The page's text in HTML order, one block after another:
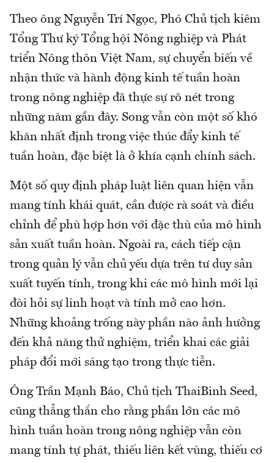
Theo ông Nguyễn Trí Ngọc, Phó Chủ tịch kiêm
Tổng Thư ký Tổng hội Nông nghiệp và Phát
triển Nông thôn Việt Nam, sự chuyển biến về
nhận thức và hành động kinh tế tuần hoàn
trong nông nghiệp đã thực sự rõ nét trong
những năm gần đây. Song vẫn còn một số khó
khăn nhất định trong việc thúc đẩy kinh tế
tuần hoàn, đặc biệt là ở khía cạnh chính sách.
Một số quy định pháp luật liên quan hiện vẫn
mang tính khái quát, cần được rà soát và điều
chỉnh để phù hợp hơn với đặc thù của mô hình
sản xuất tuần hoàn. Ngoài ra, cách tiếp cận
trong quản lý vẫn chủ yếu dựa trên tư duy sản
xuất tuyến tính, trong khi các mô hình mới lại
đòi hỏi sự linh hoạt và tính mở cao hơn.
Những khoảng trống này phần nào ảnh hưởng
đến khả năng thử nghiệm, triển khai các giải
pháp đổi mới sáng tạo trong thực tiễn.
Ông Trần Mạnh Báo, Chủ tịch ThaiBinh Seed,
cũng thẳng thắn cho rằng phần lớn các mô
hình tuần hoàn trong nông nghiệp vẫn còn
mang tính tự phát, thiếu liên kết vùng, thiếu cơ